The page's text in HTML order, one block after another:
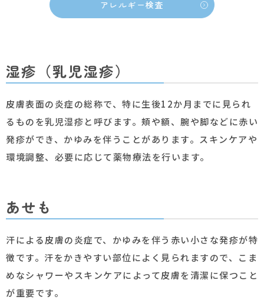
アレルギー検査
湿疹（乳児湿疹）
皮膚表面の炎症の総称で、特に生後12か月までに見られ
るものを乳児湿疹と呼びます。頬や額、腕や脚などに赤い
発疹ができ、かゆみを伴うことがあります。スキンケアや
環境調整、必要に応じて薬物療法を行います。
あせも
汗による皮膚の炎症で、かゆみを伴う赤い小さな発疹が特
徴です。汗をかきやすい部位によく見られますので、こま
めなシャワーやスキンケアによって皮膚を清潔に保つこと
が重要です。